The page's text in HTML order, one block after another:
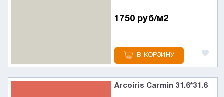
1750 руб/м2
В КОРЗИНУ
Arcoiris Carmin 31.6*31.6